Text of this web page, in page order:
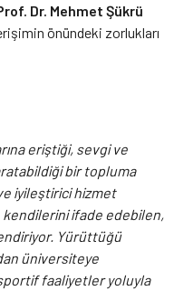
Dr. Mehmet Şükrü
önündeki zorlukları
eriştiği, sevgi ve
bir topluma
iyileştirici hizmet
kendilerini ifade edebilen,
Yürüttüğü
üniversiteye
faaliyetler yoluyla